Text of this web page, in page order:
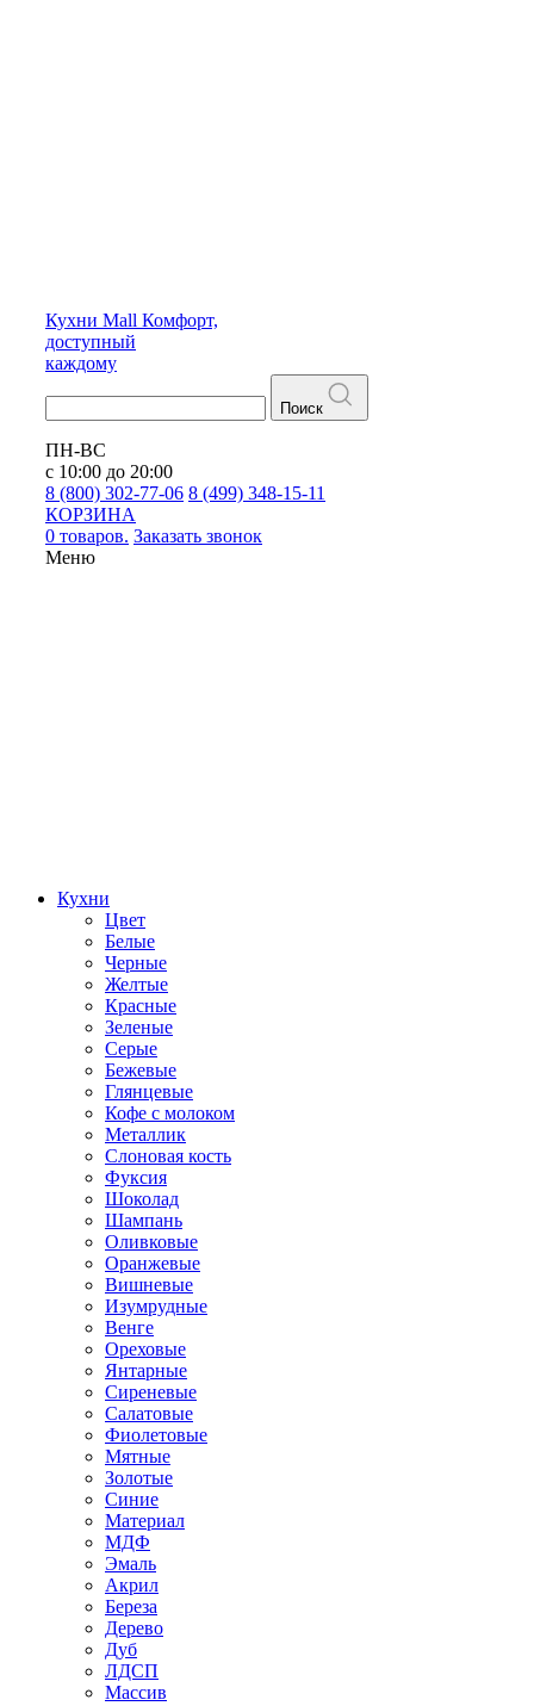
Кухни Mall Комфорт,
доступный
каждому
Поиск
ПН-ВС
с 10:00 до 20:00
8 (800) 302-77-06 8 (499) 348-15-11
КОРЗИНА
0 товаров. Заказать звонок
Меню
Кухни
Цвет
Белые
Черные
Желтые
Красные
Зеленые
Серые
Бежевые
Глянцевые
Кофе с молоком
Металлик
Слоновая кость
Фуксия
Шоколад
Шампань
Оливковые
Оранжевые
Вишневые
Изумрудные
Венге
Ореховые
Янтарные
Сиреневые
Салатовые
Фиолетовые
Мятные
Золотые
Синие
Материал
МДФ
Эмаль
Акрил
Береза
Дерево
Дуб
ЛДСП
Массив